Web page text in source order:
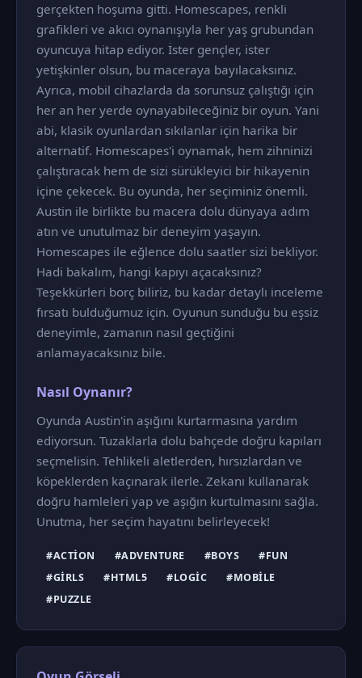
gerçekten hoşuma gitti. Homescapes, renkli
grafikleri ve akıcı oynanışıyla her yaş grubundan
oyuncuya hitap ediyor. İster gençler, ister
yetişkinler olsun, bu maceraya bayılacaksınız.
Ayrıca, mobil cihazlarda da sorunsuz çalıştığı için
her an her yerde oynayabileceğiniz bir oyun. Yani
abi, klasik oyunlardan sıkılanlar için harika bir
alternatif. Homescapes'i oynamak, hem zihninizi
çalıştıracak hem de sizi sürükleyici bir hikayenin
içine çekecek. Bu oyunda, her seçiminiz önemli.
Austin ile birlikte bu macera dolu dünyaya adım
atın ve unutulmaz bir deneyim yaşayın.
Homescapes ile eğlence dolu saatler sizi bekliyor.
Hadi bakalım, hangi kapıyı açacaksınız?
Teşekkürleri borç biliriz, bu kadar detaylı inceleme
fırsatı bulduğumuz için. Oyunun sunduğu bu eşsiz
deneyimle, zamanın nasıl geçtiğini
anlamayacaksınız bile.
Nasıl Oynanır?
Oyunda Austin'in aşığını kurtarmasına yardım
ediyorsun. Tuzaklarla dolu bahçede doğru kapıları
seçmelisin. Tehlikeli aletlerden, hırsızlardan ve
köpeklerden kaçınarak ilerle. Zekanı kullanarak
doğru hamleleri yap ve aşığın kurtulmasını sağla.
Unutma, her seçim hayatını belirleyecek!
#ACTION #ADVENTURE #BOYS
#FUN
#GIRLS
#HTML5 #LOGIC
#MOBILE
#PUZZLE